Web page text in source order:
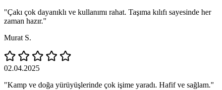
"Çakı çok dayanıklı ve kullanımı rahat. Taşıma kılıfı sayesinde her
zaman hazır."
Murat S.
02.04.2025
"Kamp ve doğa yürüyüşlerinde çok işime yaradı. Hafif ve sağlam."